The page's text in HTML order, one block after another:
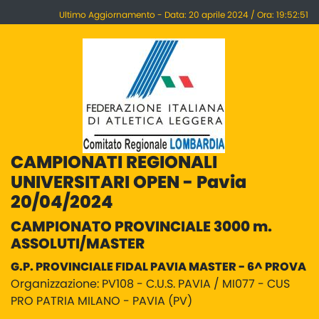
Ultimo Aggiornamento - Data: 20 aprile 2024 / Ora: 19:52:51
CAMPIONATI REGIONALI
UNIVERSITARI OPEN - Pavia
20/04/2024
CAMPIONATO PROVINCIALE 3000 m.
ASSOLUTI/MASTER
G.P. PROVINCIALE FIDAL PAVIA MASTER - 6^ PROVA
Organizzazione: PV108 - C.U.S. PAVIA / MI077 - CUS
PRO PATRIA MILANO - PAVIA (PV)